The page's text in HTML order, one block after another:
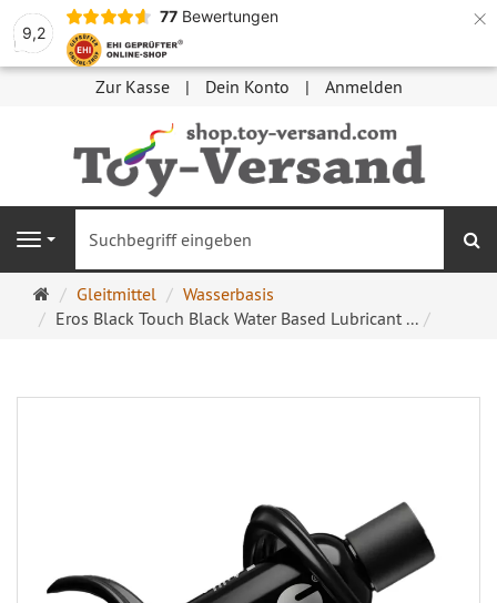
9,2
77 Bewertungen ×
Zur Kasse Dein Konto Anmelden
Navigation
Startseite
Gleitmittel
Wasserbasis
Eros Black Touch Black Water Based Lubricant ...